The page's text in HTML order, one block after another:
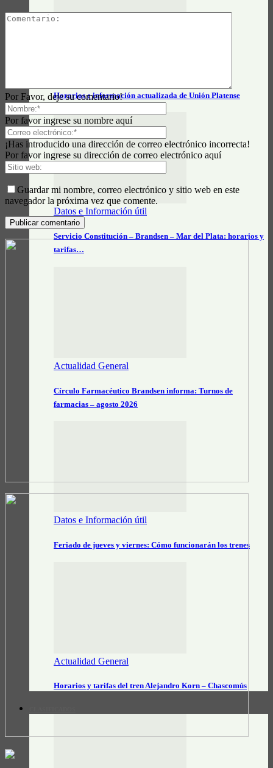
Horarios e información actualizada de Unión Platense
Datos e Información útil
Servicio Constitución – Brandsen – Mar del Plata: horarios y
tarifas…
Actualidad General
Círculo Farmacéutico Brandsen informa: Turnos de
farmacias – agosto 2026
Datos e Información útil
Feriado de jueves y viernes: Cómo funcionarán los trenes
Actualidad General
Horarios y tarifas del tren Alejandro Korn – Chascomús
Por Favor, deje su comentario!
Por favor ingrese su nombre aquí
¡Has introducido una dirección de correo electrónico incorrecta!
Por favor ingrese su dirección de correo electrónico aquí
Guardar mi nombre, correo electrónico y sitio web en este
navegador la próxima vez que comente.